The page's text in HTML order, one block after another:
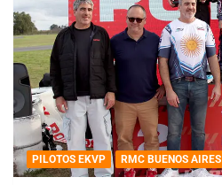
PILOTOS EKVP RMC BUENOS AIRES